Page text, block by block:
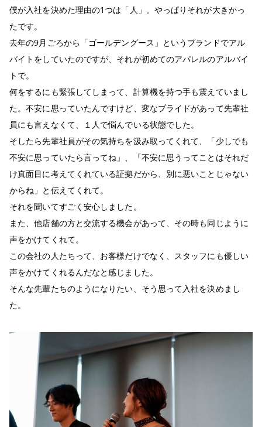
僕が入社を決めた理由の1つは「人」。やっぱりそれが大きかっ
たです。
去年の9月ごろから「ゴールデングース」というブランドでアル
バイトをしていたのですが、それが初めてのアパレルのアルバイ
トで。
何をするにも緊張してしまって、計算機を持つ手も震えていまし
た。不安に思っていたんですけど、変なプライドがあって先輩社
員にも言えなくて、１人で悩んでいる状態でした。
そしたら先輩社員がその気持ちを汲み取ってくれて、「少しでも
不安に思っていたら言ってね」、「不安に思うってことはそれだ
け真面目に考えてくれている証拠だから、別に悪いことじゃない
からね」と伝えてくれて。
それを聞いてすごく安心しました。
また、他店舗の方と交流する機会があって、その時も同じように
声をかけてくれて。
この会社の人たちって、お客様だけでなく、スタッフにも優しい
声をかけてくれるんだなと感じました。
そんな先輩たちのようになりたい、そう思って入社を決めまし
た。